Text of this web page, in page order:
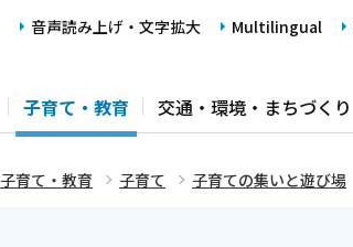
音声読み上げ・文字拡大 Multilingual
子育て・教育 交通・環境・まちづくり
子育て・教育 子育て 子育ての集いと遊び場